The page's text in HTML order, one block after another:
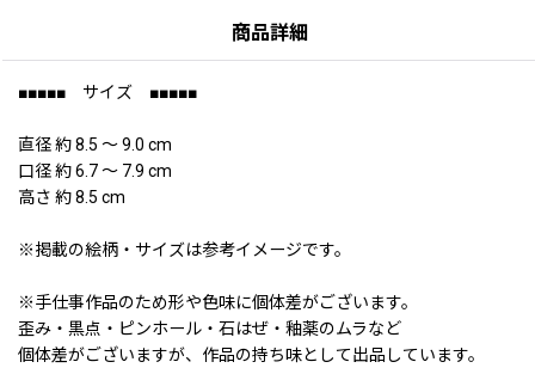
商品詳細
■■■■■ サイズ ■■■■■
直径 約 8.5 〜 9.0 cm
口径 約 6.7 〜 7.9 cm
高さ 約 8.5 cm
※掲載の絵柄・サイズは参考イメージです。
※手仕事作品のため形や色味に個体差がございます。
歪み・黒点・ピンホール・石はぜ・釉薬のムラなど
個体差がございますが、作品の持ち味として出品しています。